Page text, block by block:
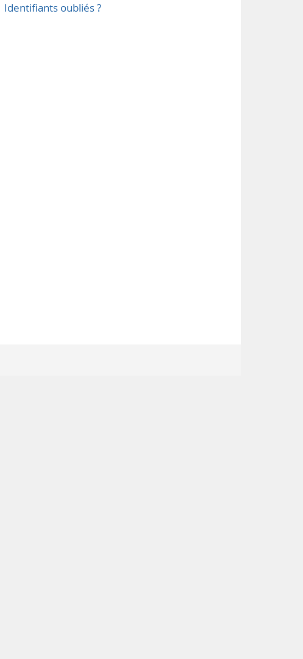
Identifiants oubliés ?